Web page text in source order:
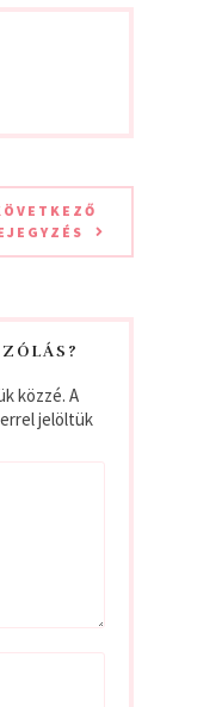
közzé. A
jelöltük